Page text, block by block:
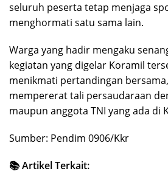
seluruh peserta tetap menjaga
menghormati satu sama lain.
Warga yang hadir mengaku
kegiatan yang digelar Koramil
menikmati pertandingan
mempererat tali persaudaraan
maupun anggota TNI yang ada di
Sumber: Pendim 0906/Kkr
📚 Artikel Terkait: